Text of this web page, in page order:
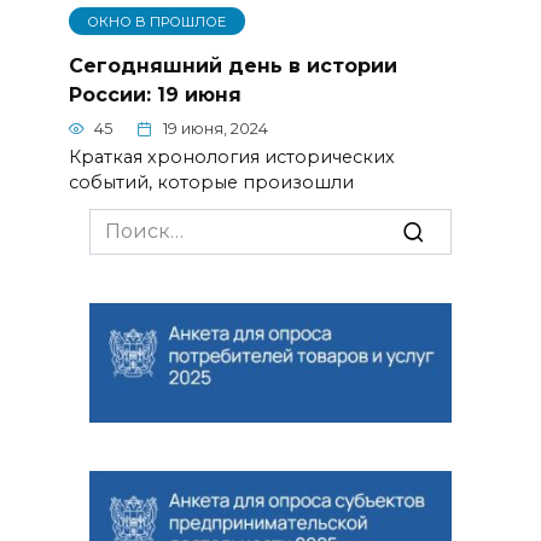
ОКНО В ПРОШЛОЕ
Сегодняшний день в истории
России: 19 июня
45 19 июня, 2024
Краткая хронология исторических
событий, которые произошли
Search
for: